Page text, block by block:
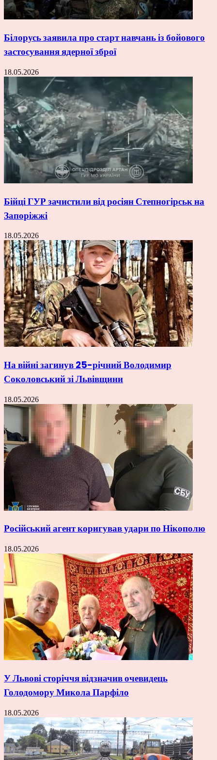
Білорусь заявила про старт навчань із бойового
застосування ядерної зброї
18.05.2026
Бійці ГУР зачистили від росіян Степногірськ на
Запоріжжі
18.05.2026
На війні загинув 25-річний Володимир
Соколовський зі Львівщини
18.05.2026
Російський агент коригував удари по Нікополю
18.05.2026
У Львові сторіччя відзначив очевидець
Голодомору Микола Парфіло
18.05.2026